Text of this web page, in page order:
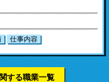
仕事内容
する職業一覧